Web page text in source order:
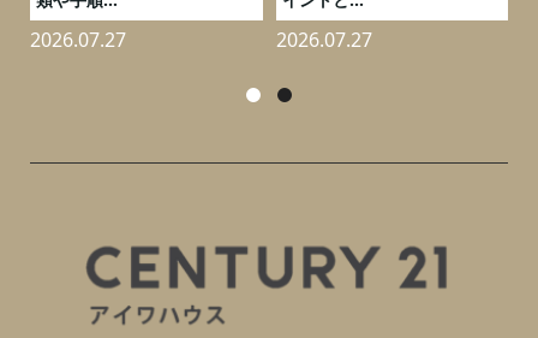
2026.07.27 2026.07.27